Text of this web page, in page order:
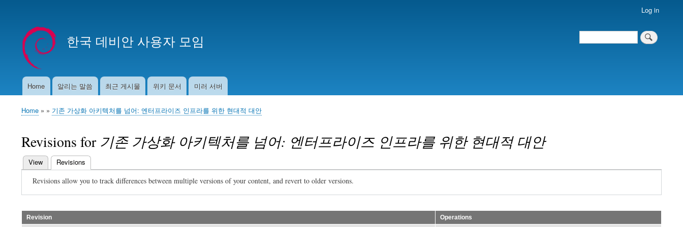
account
menu
Log in
Search
Search
한국 데비안 사용자 모임
MainHome 알리는 말씀 최근 게시물 위키 문서 미러 서버
Breadcrumb
Home 기존 가상화 아키텍처를 넘어: 엔터프라이즈 인프라를 위한 현대적 대안
Revisions for 기존 가상화 아키텍처를 넘어: 엔터프라이즈 인프라를 위한 현대적 대안
Primary
tabs
View Revisions
Revisions allow you to track differences between multiple versions of your content, and revert to older versions.
Revision
Operations